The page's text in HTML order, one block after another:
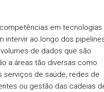
em tecnologias
intervir ao longo dos
de dados que são
a áreas tão diversas como
serviços de saúde, redes de
ou gestão das cadeias